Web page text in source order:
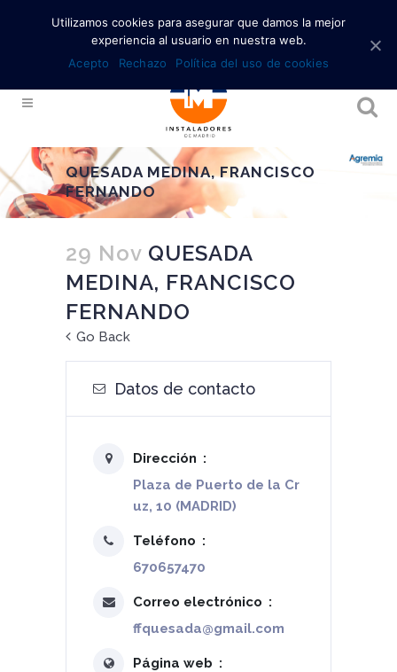
QUESADA MEDINA, FRANCISCO
FERNANDO
29 Nov QUESADA
MEDINA, FRANCISCO
FERNANDO
Go Back
Datos de contacto
Dirección
Plaza de Puerto de la Cr
uz, 10 (MADRID)
Teléfono
670657470
Correo electrónico
ffquesada@gmail.com
Página web
Utilizamos cookies para asegurar que damos la mejor
experiencia al usuario en nuestra web.
Acepto
Rechazo Política del uso de cookies